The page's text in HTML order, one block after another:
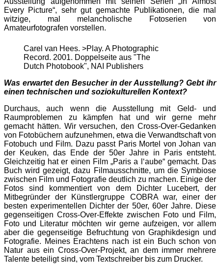
Every Picture“, sehr gut gemachte Publikationen, die mal
witzige, mal melancholische Fotoserien von
Amateurfotografen vorstellen.
Carel van Hees. >Play. A Photographic
Record. 2001. Doppelseite aus "The
Dutch Photobook", NAI Publishers
Was erwartet den Besucher in der Ausstellung? Gebt ihr
einen technischen und soziokulturellen Kontext?
Durchaus, auch wenn die Ausstellung mit Geld- und
Raumproblemen zu kämpfen hat und wir gerne mehr
gemacht hätten. Wir versuchen, den Cross-Over-Gedanken
von Fotobüchern aufzunehmen, etwa die Verwandtschaft von
Fotobuch und Film. Dazu passt Paris Mortel von Johan van
der Keuken, das Ende der 50er Jahre in Paris entsteht.
Gleichzeitig hat er einen Film „Paris a l‘aube“ gemacht. Das
Buch wird gezeigt, dazu Filmausschnitte, um die Symbiose
zwischen Film und Fotografie deutlich zu machen. Einige der
Fotos sind kommentiert von dem Dichter Lucebert, der
Mitbegründer der Künstlergruppe COBRA war, einer der
besten experimentellen Dichter der 50er, 60er Jahre. Diese
gegenseitigen Cross-Over-Effekte zwischen Foto und Film,
Foto und Literatur möchten wir gerne aufzeigen, vor allem
aber die gegenseitige Befruchtung von Graphikdesign und
Fotografie. Meines Erachtens nach ist ein Buch schon von
Natur aus ein Cross-Over-Projekt, an dem immer mehrere
Talente beteiligt sind, vom Textschreiber bis zum Drucker.